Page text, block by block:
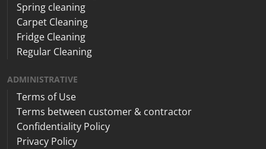
Spring cleaning
Carpet Cleaning
Fridge Cleaning
Regular Cleaning
ADMINISTRATIVE
Terms of Use
Terms between customer & contractor
Confidentiality Policy
Privacy Policy